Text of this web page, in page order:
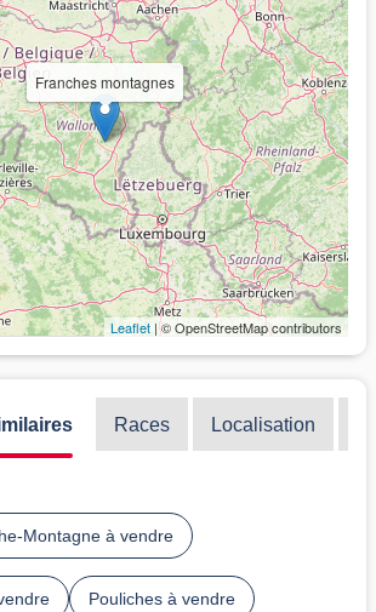
Franches montagnes
Leaflet | © OpenStreetMap contributors
Races Localisation
Montagne à vendre
Pouliches à vendre